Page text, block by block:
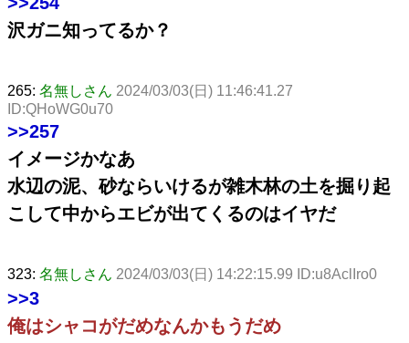
沢ガニ知ってるか？
265: 名無しさん 2024/03/03(日) 11:46:41.27
ID:QHoWG0u70
>>257
イメージかなあ
水辺の泥、砂ならいけるが雑木林の土を掘り起
こして中からエビが出てくるのはイヤだ
323: 名無しさん 2024/03/03(日) 14:22:15.99 ID:u8AclIro0
>>3
俺はシャコがだめなんかもうだめ